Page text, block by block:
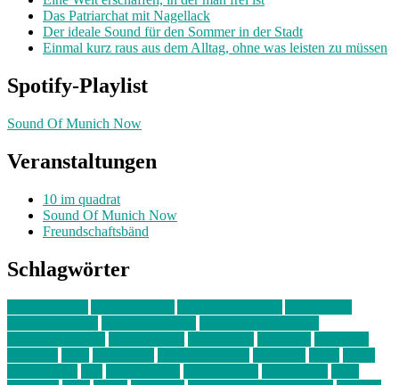
Das Patriarchat mit Nagellack
Der ideale Sound für den Sommer in der Stadt
Einmal kurz raus aus dem Alltag, ohne was leisten zu müssen
Spotify-Playlist
Sound Of Munich Now
Veranstaltungen
10 im quadrat
Sound Of Munich Now
Freundschaftsbänd
Schlagwörter